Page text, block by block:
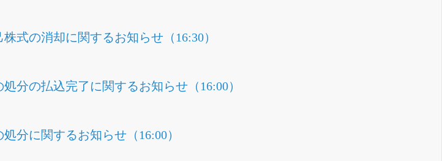
式の消却に関するお知らせ（16:30）
分の払込完了に関するお知らせ（16:00）
分に関するお知らせ（16:00）